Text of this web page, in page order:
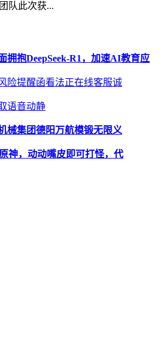
队此次获...
拥抱DeepSeek-R1，加速AI教育应
险提醒函看法正在线客服诚
语音动静
械集团德阳万航模锻无限义
神，动动嘴皮即可打怪，代